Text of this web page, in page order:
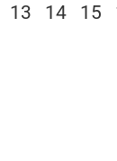
13 14 15